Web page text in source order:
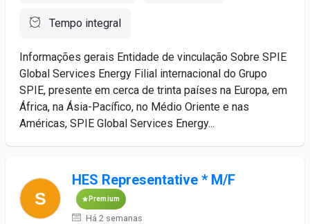
Tempo integral
Informações gerais Entidade de vinculação Sobre SPIE
Global Services Energy Filial internacional do Grupo
SPIE, presente em cerca de trinta países na Europa, em
África, na Ásia-Pacífico, no Médio Oriente e nas
Américas, SPIE Global Services Energy...
HES Representative * M/F
Premium
Há 2 semanas